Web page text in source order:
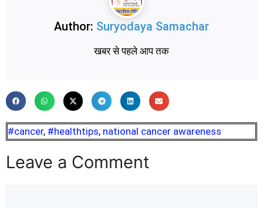
Author: Suryodaya Samachar
खबर से पहले आप तक
#cancer, #healthtips, national cancer awareness
Leave a Comment